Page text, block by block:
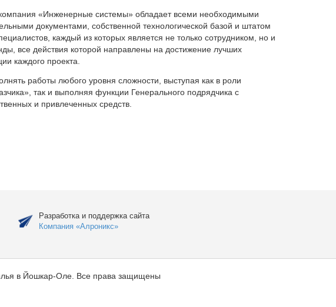
«Инженерные системы» обладает всеми необходимыми
документами, собственной технологической базой и штатом
каждый из которых является не только сотрудником, но и
все действия которой направлены на достижение лучших
каждого проекта.
работы любого уровня сложности, выступая как в роли
так и выполняя функции Генерального подрядчика с
и привлеченных средств.
Разработка и поддержка сайта
Компания «Алроникс»
в Йошкар-Оле. Все права защищены